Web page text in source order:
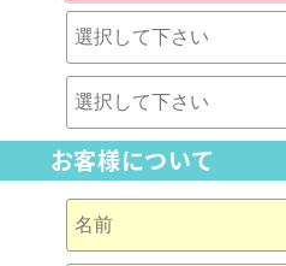
お客様について